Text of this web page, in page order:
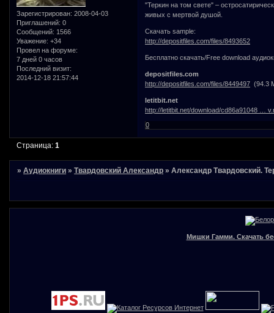
Зарегистрирован: 2008-04-03
Приглашений: 0
Сообщений: 1566
Уважение: +34
Провел на форуме:
7 дней 0 часов
Последний визит:
2014-12-18 21:57:44
"Теркин на том свете" –
живых с мертвой душой.
Скачать sample:
http://depositfiles.com/files/8493652
Бесплатно скачать/Free download
depositfiles.com
http://depositfiles.com/files/8449497 (94.3
letitbit.net
http://letitbit.net/download/cd86a91048 …
0
Страница:1
»Аудиокниги »Твардовский Александр »Александр Твардовский.
Мишки Гамми. Скачать